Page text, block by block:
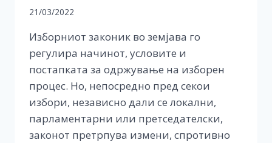
21/03/2022
Изборниот законик во земјава го
регулира начинот, условите и
постапката за одржување на изборен
процес. Но, непосредно пред секои
избори, независно дали се локални,
парламентарни или претседателски,
законот претрпува измени, спротивно